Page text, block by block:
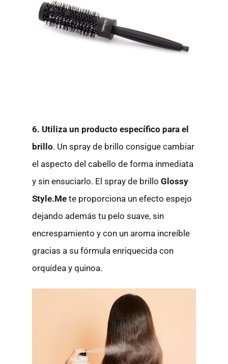
6. Utiliza un producto específico para el
brillo. Un spray de brillo consigue cambiar
el aspecto del cabello de forma inmediata
y sin ensuciarlo. El spray de brilloGlossy
Style.Me te proporciona un efecto espejo
dejando además tu pelo suave, sin
encrespamiento y con un aroma increíble
gracias a su fórmula enriquecida con
orquídea y quinoa.